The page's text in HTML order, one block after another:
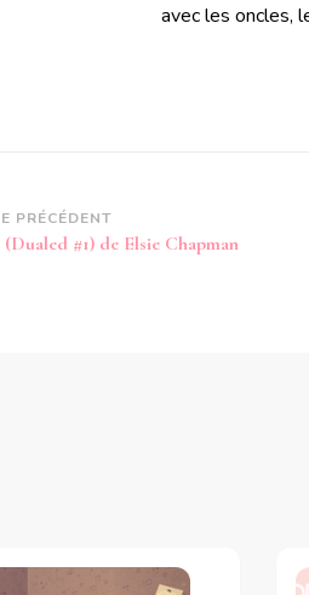
avec les oncles,
PRÉCÉDENT
#1) de Elsie Chapman